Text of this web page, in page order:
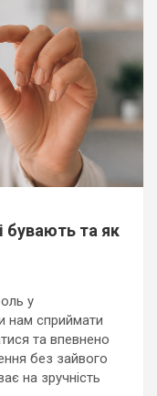
бувають та як
у
нам сприймати
та впевнено
без зайвого
на зручність